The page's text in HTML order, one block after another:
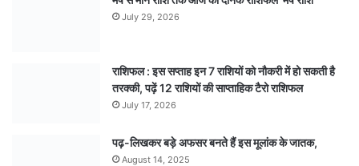
July 29, 2026
राशिफल : इस सप्ताह इन 7 राशियों को नौकरी में हो सकती है
तरक्की, पढ़ें 12 राशियों की साप्ताहिक टैरो राशिफल
July 17, 2026
पढ़-लिखकर बड़े अफसर बनते हैं इस मूलांक के जातक,
August 14, 2025